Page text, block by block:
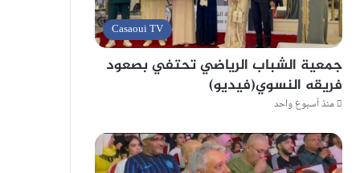
Casaoui TV
جمعية الشباب الرياضي تحتفي بصعود
فريقه النسوي(فيديو)
منذ أسبوع واحد